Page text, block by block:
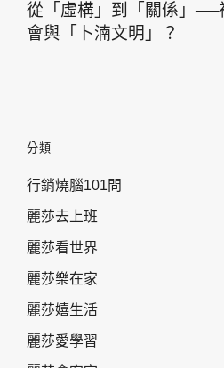
從「虛構」到「關係」──
會與「卜湳文明」？
分類
行銷燒腦101問
麗莎去上班
麗莎看世界
麗莎樂在家
麗莎嬉生活
麗莎愛學習